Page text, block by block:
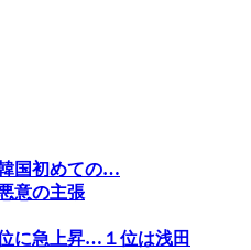
国初めての…
意の主張
に急上昇…１位は浅田